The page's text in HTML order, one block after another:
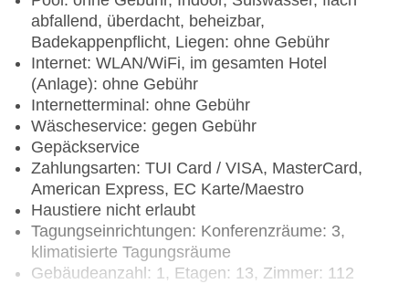
abfallend, überdacht, beheizbar,
Badekappenpflicht, Liegen: ohne Gebühr
Internet: WLAN/WiFi, im gesamten Hotel
(Anlage): ohne Gebühr
Internetterminal: ohne Gebühr
Wäscheservice: gegen Gebühr
Gepäckservice
Zahlungsarten: TUI Card / VISA, MasterCard,
American Express, EC Karte/Maestro
Haustiere nicht erlaubt
Tagungseinrichtungen: Konferenzräume: 3,
klimatisierte Tagungsräume
Gebäudeanzahl: 1, Etagen: 13, Zimmer: 112